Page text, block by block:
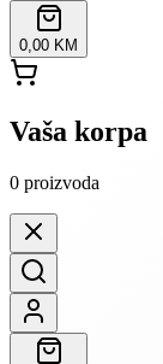
0,00 KM
Vaša korpa
0 proizvoda